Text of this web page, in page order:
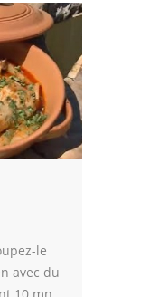
le
avec du